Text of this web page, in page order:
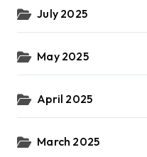
July 2025
May 2025
April 2025
March 2025